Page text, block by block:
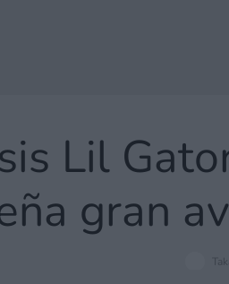
Lil
gran